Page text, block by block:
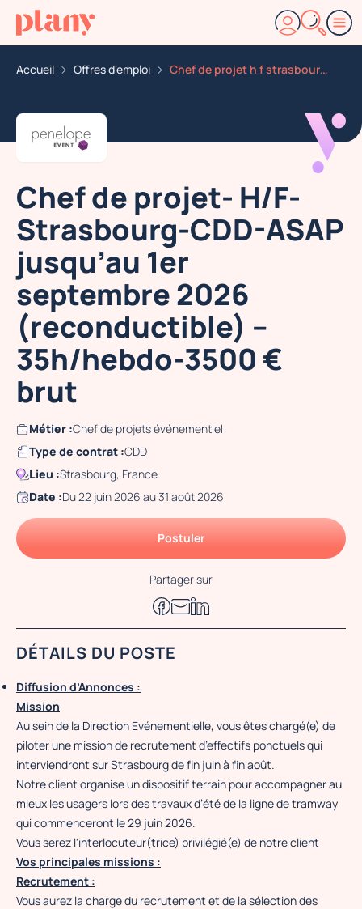
Accueil Offres d'emploi Chef de projet h f strasbourg CDD asap jusqu au 1er se
Chef de projet- H/F-
Strasbourg-CDD-ASAP
jusqu’au 1er
septembre 2026
(reconductible) –
35h/hebdo-3500 €
brut
Métier :Chef de projets événementiel
Type de contrat :CDD
Lieu :Strasbourg, France
Date :Du 22 juin 2026 au 31 août 2026
Postuler
Partager sur
DÉTAILS DU POSTE
Diffusion d’Annonces :
Mission
Au sein de la Direction Evénementielle, vous êtes chargé(e) de
piloter une mission de recrutement d’effectifs ponctuels qui
interviendront sur Strasbourg de fin juin à fin août.
Notre client organise un dispositif terrain pour accompagner au
mieux les usagers lors des travaux d’été de la ligne de tramway
qui commenceront le 29 juin 2026.
Vous serez l'interlocuteur(trice) privilégié(e) de notre client
Vos principales missions :
Recrutement :
Vous aurez la charge du recrutement et de la sélection des